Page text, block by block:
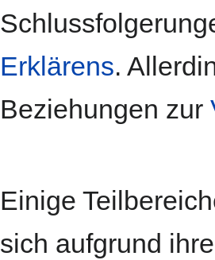
Erklärens.
Beziehungen zur
Einige
sich aufgrund